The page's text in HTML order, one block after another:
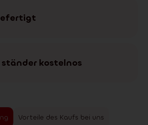
kostelnos
Vorteile des Kaufs bei uns